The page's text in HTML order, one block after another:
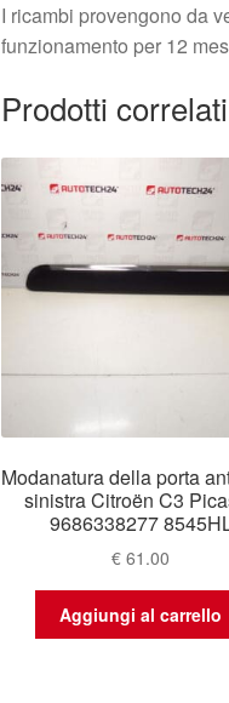
I ricambi provengono da
funzionamento per 12
Prodotti correlati
Modanatura della porta
sinistra Citroën C3
9686338277
€ 61.00
Aggiungi al carrello